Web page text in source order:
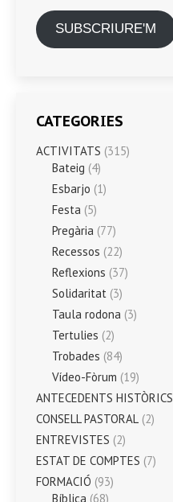
SUBSCRIURE'M
CATEGORIES
ACTIVITATS (315)
Bateig (4)
Esbarjo (1)
Festa (5)
Pregària (77)
Recessos (22)
Reflexions (37)
Solidaritat (3)
Taula rodona (3)
Tertulies (2)
Trobades (84)
Vídeo-Fòrum (19)
ANTECEDENTS HISTÒRICS
CONSELL PASTORAL (2)
ENTREVISTES (2)
ESTAT DE COMPTES (7)
FORMACIÓ (93)
Bíblica (68)